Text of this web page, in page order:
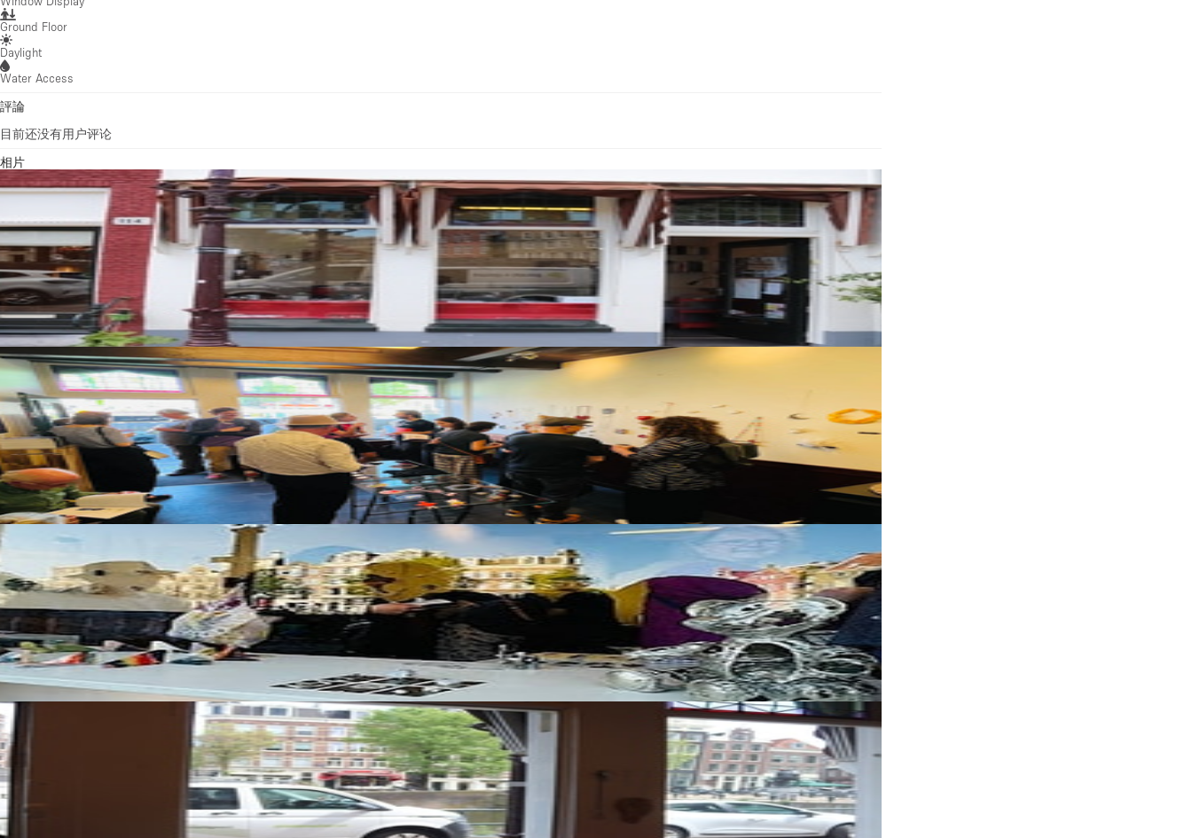
Ground Floor
Daylight
Water Access
評論
目前还没有用户评论
相片